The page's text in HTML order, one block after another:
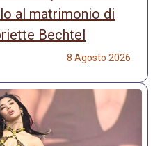
al matrimonio di
Bechtel
8 Agosto 2026